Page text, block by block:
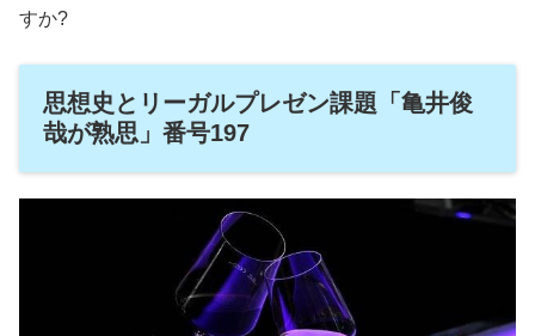
すか?
思想史とリーガルプレゼン課題「亀井俊
哉が熟思」番号197